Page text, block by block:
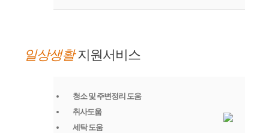
일상생활지원서비스
청소 및 주변정리 도움
취사도움
세탁 도움